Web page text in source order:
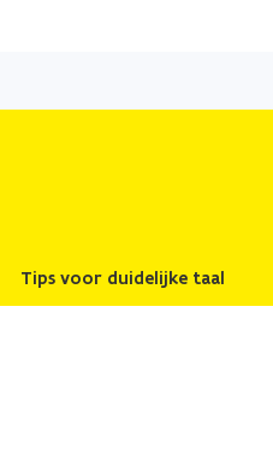
naar
Tips voor duidelijke taal